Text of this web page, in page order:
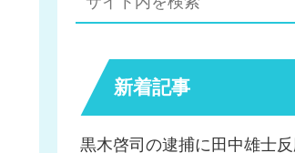
新着記事
黒木啓司の逮捕に田中雄士